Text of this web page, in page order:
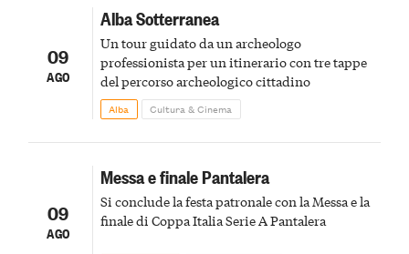
09
AGO
Alba Sotterranea
Un tour guidato da un archeologo
professionista per un itinerario con tre tappe
del percorso archeologico cittadino
Alba Cultura & Cinema
09
AGO
Messa e finale Pantalera
Si conclude la festa patronale con la Messa e la
finale di Coppa Italia Serie A Pantalera